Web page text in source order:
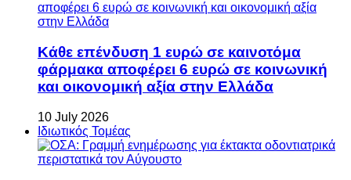
Κάθε επένδυση 1 ευρώ σε καινοτόμα
φάρμακα αποφέρει 6 ευρώ σε κοινωνική
και οικονομική αξία στην Ελλάδα
10 July 2026
Ιδιωτικός Τομέας